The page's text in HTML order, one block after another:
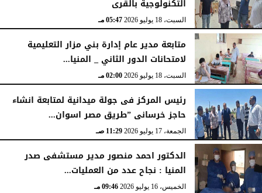
التكنولوجية بالقرى
السبت، 18 يوليو 2026 05:47 مـ
متابعة مدير عام إدارة بني مزار التعليمية
لامتحانات الدور الثاني _ المنيا...
السبت، 18 يوليو 2026 02:00 مـ
رئيس المركز فى جولة ميدانية لمتابعة انشاء
حاجز خرسانى ”طريق مصر اسوان...
الجمعة، 17 يوليو 2026 11:29 صـ
الدكتور احمد منصور مدير مستشفى صدر
المنيا : نجاح عدد من العمليات...
الخميس، 16 يوليو 2026 09:46 مـ